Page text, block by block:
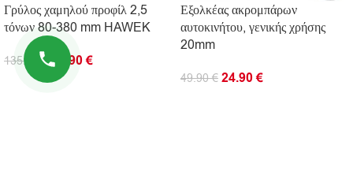
Γρύλος χαμηλού προφίλ 2,5
τόνων 80-380 mm HAWEK
135.00€ 69.90€
ΠΡΟΣΘΉΚΗ ΣΤΟ ΚΑΛΆΘΙ
Εξολκέας ακρομπάρων
αυτοκινήτου, γενικής χρήσης
20mm
49.90€ 24.90€